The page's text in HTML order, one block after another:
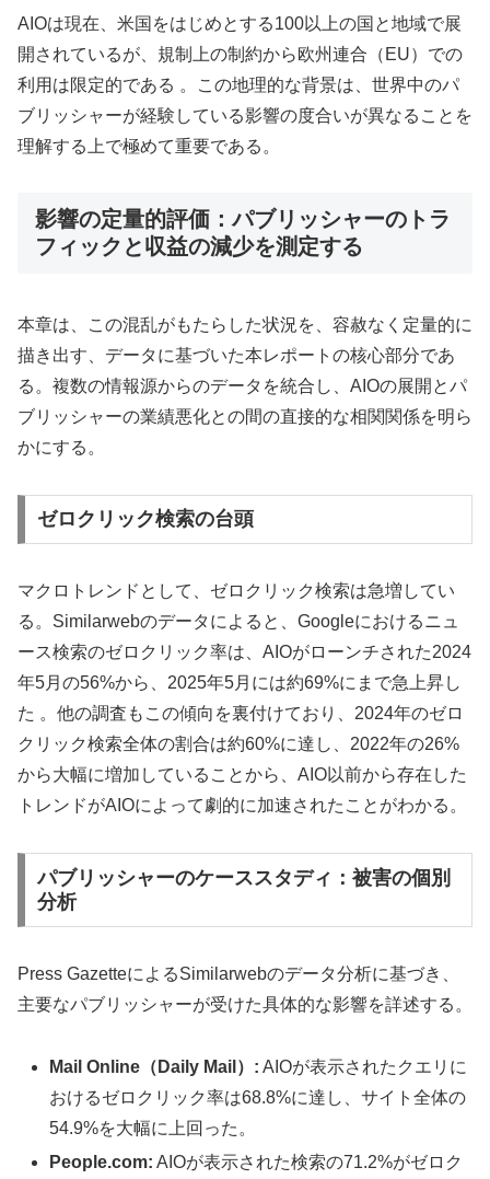
AIOは現在、米国をはじめとする100以上の国と地域で展
開されているが、規制上の制約から欧州連合（EU）での
利用は限定的である 。この地理的な背景は、世界中のパ
ブリッシャーが経験している影響の度合いが異なることを
理解する上で極めて重要である。
影響の定量的評価：パブリッシャーのトラ
フィックと収益の減少を測定する
本章は、この混乱がもたらした状況を、容赦なく定量的に
描き出す、データに基づいた本レポートの核心部分であ
る。複数の情報源からのデータを統合し、AIOの展開とパ
ブリッシャーの業績悪化との間の直接的な相関関係を明ら
かにする。
ゼロクリック検索の台頭
マクロトレンドとして、ゼロクリック検索は急増してい
る。Similarwebのデータによると、Googleにおけるニュ
ース検索のゼロクリック率は、AIOがローンチされた2024
年5月の56%から、2025年5月には約69%にまで急上昇し
た 。他の調査もこの傾向を裏付けており、2024年のゼロ
クリック検索全体の割合は約60%に達し、2022年の26%
から大幅に増加していることから、AIO以前から存在した
トレンドがAIOによって劇的に加速されたことがわかる。
パブリッシャーのケーススタディ：被害の個別
分析
Press GazetteによるSimilarwebのデータ分析に基づき、
主要なパブリッシャーが受けた具体的な影響を詳述する。
Mail Online（Daily Mail）: AIOが表示されたクエリに
おけるゼロクリック率は68.8%に達し、サイト全体の
54.9%を大幅に上回った。
People.com: AIOが表示された検索の71.2%がゼロク